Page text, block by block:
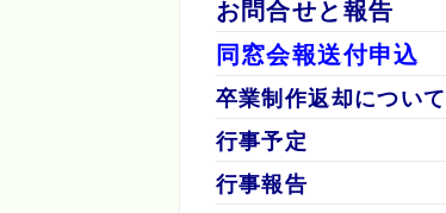
お問合せと報告
同窓会報送付申込
卒業制作返却について
行事予定
行事報告